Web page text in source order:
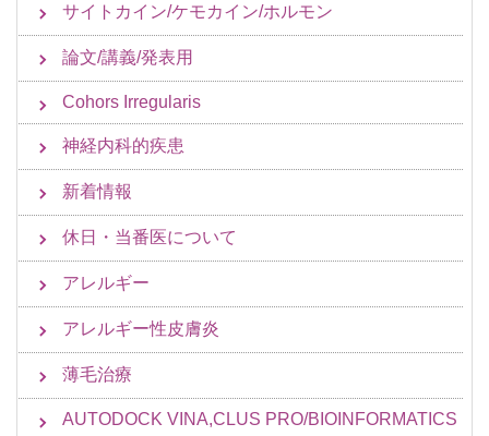
サイトカイン/ケモカイン/ホルモン
論文/講義/発表用
Cohors Irregularis
神経内科的疾患
新着情報
休日・当番医について
アレルギー
アレルギー性皮膚炎
薄毛治療
AUTODOCK VINA,CLUS PRO/BIOINFORMATICS